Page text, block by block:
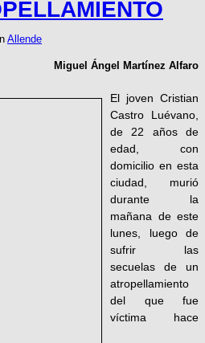
Allende
Miguel Ángel Martínez Alfaro
El joven Cristian
Castro Luévano,
de 22 años de
edad, con
domicilio en esta
ciudad, murió
durante la
mañana de este
lunes, luego de
sufrir las
secuelas de un
atropellamiento
del que fue
víctima hace